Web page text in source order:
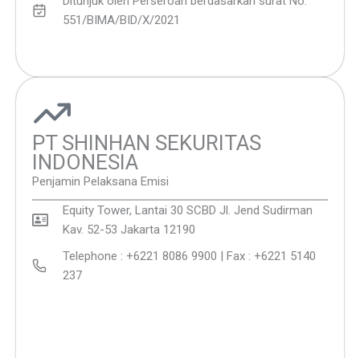
551/BIMA/BID/X/2021
PT SHINHAN SEKURITAS
INDONESIA
Penjamin Pelaksana Emisi
Equity Tower, Lantai 30 SCBD Jl. Jend Sudirman
Kav. 52-53 Jakarta 12190
Telephone : +6221 8086 9900 | Fax : +6221 5140
237